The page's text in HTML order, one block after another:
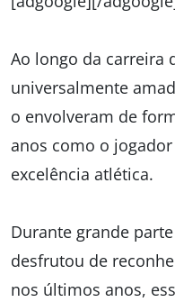
Ao longo da carreira
universalmente
o envolveram de
anos como o
excelência atlética.
Durante grande
desfrutou de
nos últimos anos,